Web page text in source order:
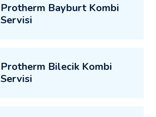
Protherm Bayburt Kombi
Servisi
Protherm Bilecik Kombi
Servisi